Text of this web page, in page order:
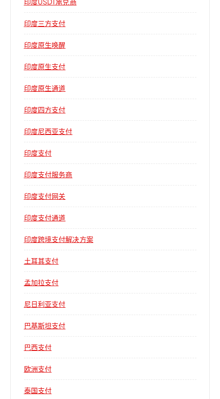
印度三方支付
印度原生唤醒
印度原生支付
印度原生通道
印度四方支付
印度尼西亚支付
印度支付
印度支付服务商
印度支付网关
印度支付通道
印度跨境支付解决方案
土耳其支付
孟加拉支付
尼日利亚支付
巴基斯坦支付
巴西支付
欧洲支付
泰国支付